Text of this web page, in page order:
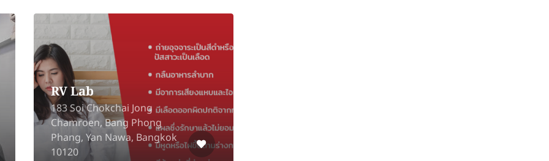
The V-Sage Clinic
(Bo Win)
556/7, 8, Bo Win, Si Racha,
Chon Buri 20230